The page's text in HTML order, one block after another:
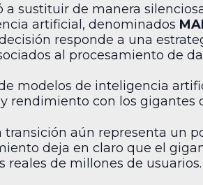
a sustituir de manera
artificial, denominados MAI
responde a una
al procesamiento de
modelos de inteligencia
rendimiento con los gigantes
transición aún representa un
deja en claro que el
reales de millones de usuarios.